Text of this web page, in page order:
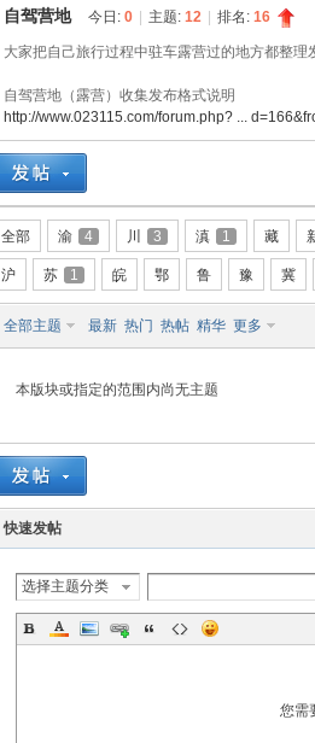
自驾营地 今日: 0 主题: 12 排名: 16
大家把自己旅行过程中驻车露营过的地方都整理
自驾营地（露营）收集发布格式说明
http://www.023115.com/forum.php? ...
全部 渝 4 川 3 滇 1 藏
沪 苏 1 皖 鄂 鲁 豫 冀
全部主题 最新 热门 热帖 精华 更多
本版块或指定的范围内尚无主题
快速发帖
选择主题分类
您需